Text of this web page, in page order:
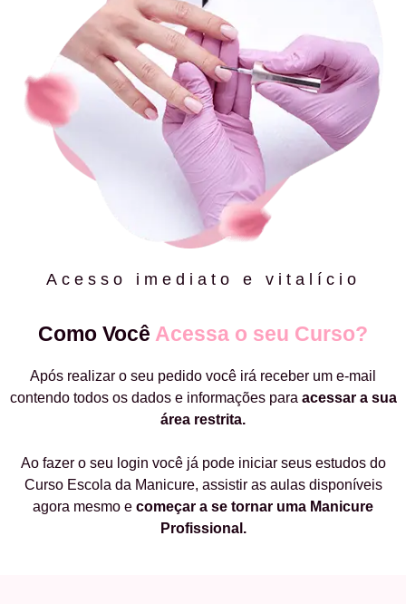
Acesso imediato e vitalício
Como Você Acessa o seu Curso?
Após realizar o seu pedido você irá receber um e-mail
contendo todos os dados e informações para acessar a sua
área restrita.
Ao fazer o seu login você já pode iniciar seus estudos do
Curso Escola da Manicure, assistir as aulas disponíveis
agora mesmo e começar a se tornar uma Manicure
Profissional.